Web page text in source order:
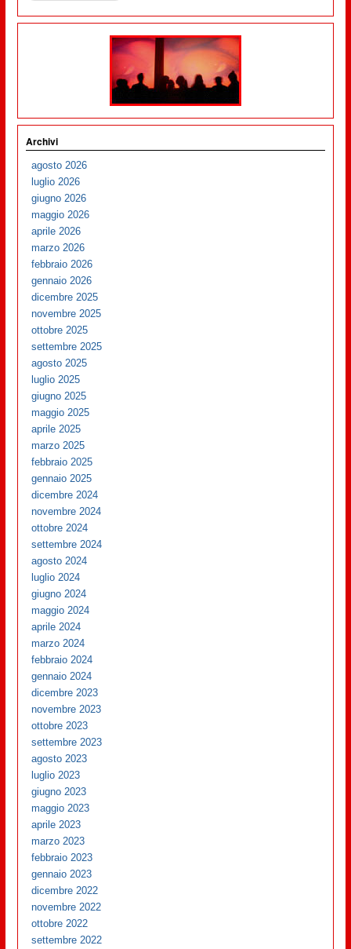
Archivi
agosto 2026
luglio 2026
giugno 2026
maggio 2026
aprile 2026
marzo 2026
febbraio 2026
gennaio 2026
dicembre 2025
novembre 2025
ottobre 2025
settembre 2025
agosto 2025
luglio 2025
giugno 2025
maggio 2025
aprile 2025
marzo 2025
febbraio 2025
gennaio 2025
dicembre 2024
novembre 2024
ottobre 2024
settembre 2024
agosto 2024
luglio 2024
giugno 2024
maggio 2024
aprile 2024
marzo 2024
febbraio 2024
gennaio 2024
dicembre 2023
novembre 2023
ottobre 2023
settembre 2023
agosto 2023
luglio 2023
giugno 2023
maggio 2023
aprile 2023
marzo 2023
febbraio 2023
gennaio 2023
dicembre 2022
novembre 2022
ottobre 2022
settembre 2022